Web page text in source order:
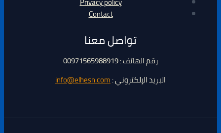
تواصل معنا
رقم الهاتف : 00971565988919
البريد الإلكتروني :info@elhesn.com